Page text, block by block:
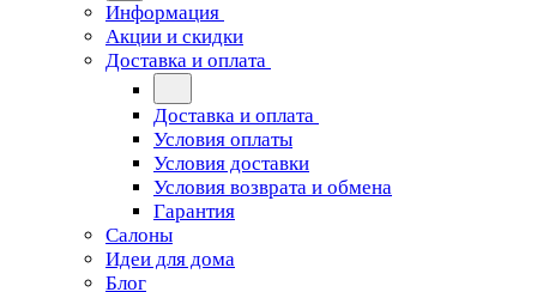
Информация
Акции и скидки
Доставка и оплата
Доставка и оплата
Условия оплаты
Условия доставки
Условия возврата и обмена
Гарантия
Салоны
Идеи для дома
Блог